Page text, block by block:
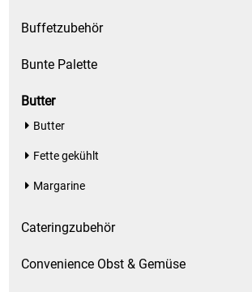
Buffetzubehör
Bunte Palette
Butter
Butter
Fette gekühlt
Margarine
Cateringzubehör
Convenience Obst & Gemüse